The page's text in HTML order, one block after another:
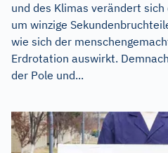
und des Klimas verändert
um winzige
wie sich der
Erdrotation auswirkt.
der Pole und...